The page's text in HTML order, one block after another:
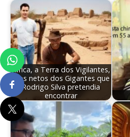
África, a Terra dos Vigilantes,
e os netos dos Gigantes que
Rodrigo Silva pretendia
encontrar